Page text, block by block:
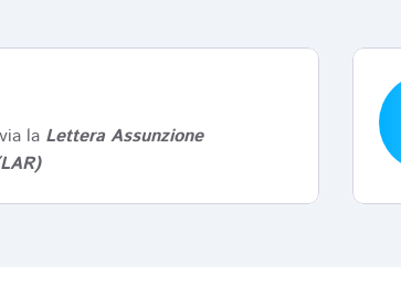
la Lettera Assunzione